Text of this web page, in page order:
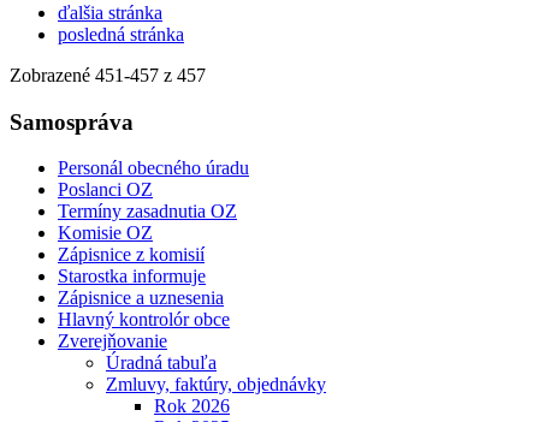
ďalšia stránka
posledná stránka
Zobrazené 451-457 z 457
Samospráva
Personál obecného úradu
Poslanci OZ
Termíny zasadnutia OZ
Komisie OZ
Zápisnice z komisií
Starostka informuje
Zápisnice a uznesenia
Hlavný kontrolór obce
Zverejňovanie
Úradná tabuľa
Zmluvy, faktúry, objednávky
Rok 2026